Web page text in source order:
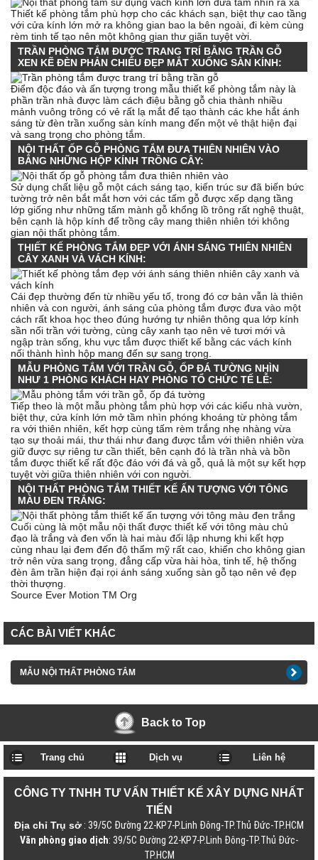
Thiết kế phòng tắm phù hợp cho các khách sạn, biệt thự cao tầng
với cửa kính lớn mở ra không gian bao la bên ngoài, đi kèm cùng
rèm tinh tế tạo nên một không gian thư giãn tuyệt vời.
TRẦN PHÒNG TẮM ĐƯỢC TRANG TRÍ BẰNG TRẦN GỖ
XEN KẼ ĐÈN PHẢN CHIẾU ĐẸP MẮT XUỐNG SÀN KÍNH:
Điểm độc đáo và ấn tượng trong mẫu thiết kế phòng tắm này là
phần trần nhà được làm cách điệu bằng gỗ chia thành nhiều
mảnh vuông trông có vẻ rất lạ mắt để tạo thành các khe hắt ánh
sáng từ đèn trần xuống sàn kính mang đến một vẻ thật hiện đại
và sang trọng cho phòng tắm.
NỘI THẤT ỐP GỖ PHÒNG TẮM ĐƯA THIÊN NHIÊN VÀO
BẰNG NHỮNG HỘP KÍNH TRỒNG CÂY:
Sử dụng chất liệu gỗ một cách sáng tạo, kiến trúc sư đã biến bức
tường trở nên bắt mắt hơn với các tấm gỗ được xếp dạng tầng
lớp giống như những tấm mành gỗ khổng lồ trông rất nghệ thuật,
bên cạnh là hộp kính để trồng cây mang thiên nhiên tới không
gian nội thất phòng tắm.
THIẾT KẾ PHÒNG TẮM ĐẸP VỚI ÁNH SÁNG THIÊN NHIÊN
CÂY XANH VÀ VÁCH KÍNH:
Cái đẹp thường đến từ nhiều yếu tố, trong đó cơ bản vẫn là thiên
nhiên và con người, ánh sáng của phòng tắm được đưa vào một
cách rất khoa học theo đúng hướng tự nhiên thông qua lớp kính
sần nối trần với tường, cùng cây xanh tạo nên vẻ tươi mới và
ngập tràn sống, khu vực tắm được thiết kế bằng các vách kính
nối thành hình hộp mang đến sự sang trọng.
MẪU PHÒNG TẮM VỚI TRẦN GỖ, ỐP ĐÁ TƯỜNG NHÌN
NHƯ 1 PHÒNG KHÁCH HAY PHÒNG TỔ CHỨC TẾ LỄ:
Tiếp theo là một mẫu phòng tắm phù hợp với các kiểu nhà vườn,
biệt thự, cửa kính lớn mở tầm nhìn phóng khoáng từ phòng tắm
ra với thiên nhiên, kết hợp cùng tấm rèm trắng nhẹ nhàng vừa
tạo sự thoải mái, thư thái như đang được tắm với thiên nhiên vừa
giữ được sự riêng tư cần thiết, bên cạnh đó là trần nhà và bồn
tắm được thiết kế rất độc đáo với đá và gỗ, quả là một sự kết hợp
tuyệt vời giữa thiên nhiên với con người.
NỘI THẤT PHÒNG TẮM THIẾT KẾ ẤN TƯỢNG VỚI TÔNG
MÀU ĐEN TRẮNG:
Cuối cùng là một mẫu nội thất được thiết kế với tông màu chủ
đạo là trắng và đen vốn là hai màu đối lập nhưng khi kết hợp
cùng nhau lại đem đến độ thẩm mỹ rất cao, khiến cho không gian
trở nên vừa sang trọng, đẳng cấp vừa hài hòa, tinh tế, hệ thống
đèn âm trần hiện đại rọi ánh sáng xuống sàn gỗ tạo nên vẻ đẹp
thời thượng.
Source Ever Motion TM Org
CÁC BÀI VIẾT KHÁC
MẪU NỘI THẤT PHÒNG TẮM
Back to Top
Trang chủ Dịch vụ Liên hệ
CÔNG TY TNHH TƯ VẤN THIẾT KẾ XÂY DỰNG NHẤT
TIẾN
Địa chỉ Trụ sở : 39/5C Đường 22-KP7-P.Linh Đông-TP.Thủ Đức-TP.HCM
Văn phòng giao dịch: 39/5C Đường 22-KP7-P.Linh Đông-TP.Thủ Đức-
TP.HCM